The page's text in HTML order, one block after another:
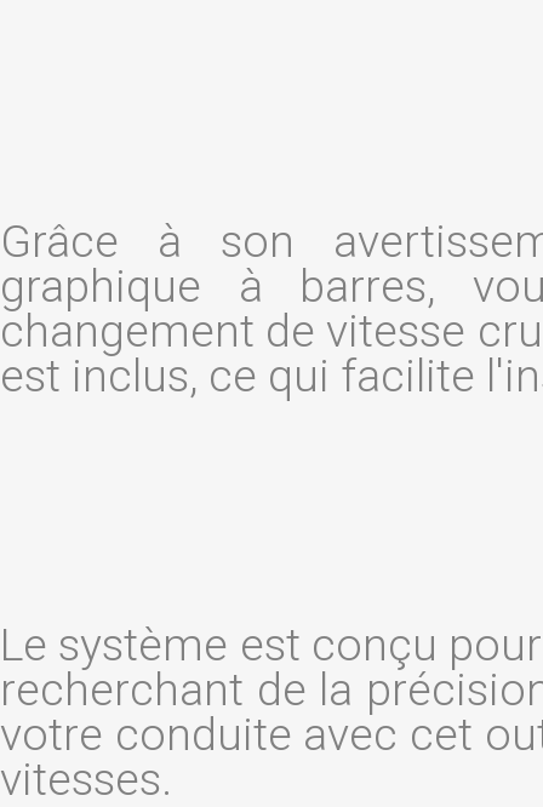
Grâce à son
graphique à barres,
changement de vitesse
est inclus, ce qui facilite
Le système est conçu
recherchant de la
votre conduite avec cet
vitesses.